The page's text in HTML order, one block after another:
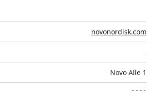
novonordisk.com
-
Novo Alle 1